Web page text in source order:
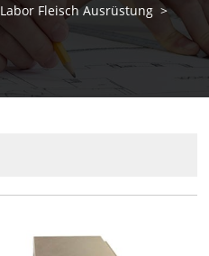
Labor Fleisch Ausrüstung >